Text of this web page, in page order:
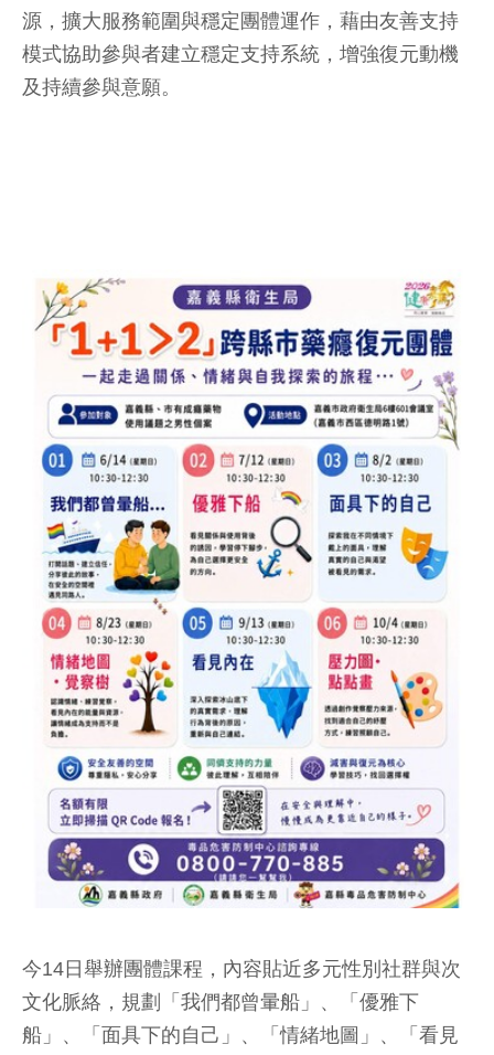
源，擴大服務範圍與穩定團體運作，藉由友善支持
模式協助參與者建立穩定支持系統，增強復元動機
及持續參與意願。
今14日舉辦團體課程，內容貼近多元性別社群與次
文化脈絡，規劃「我們都曾暈船」、「優雅下
船」、「面具下的自己」、「情緒地圖」、「看見